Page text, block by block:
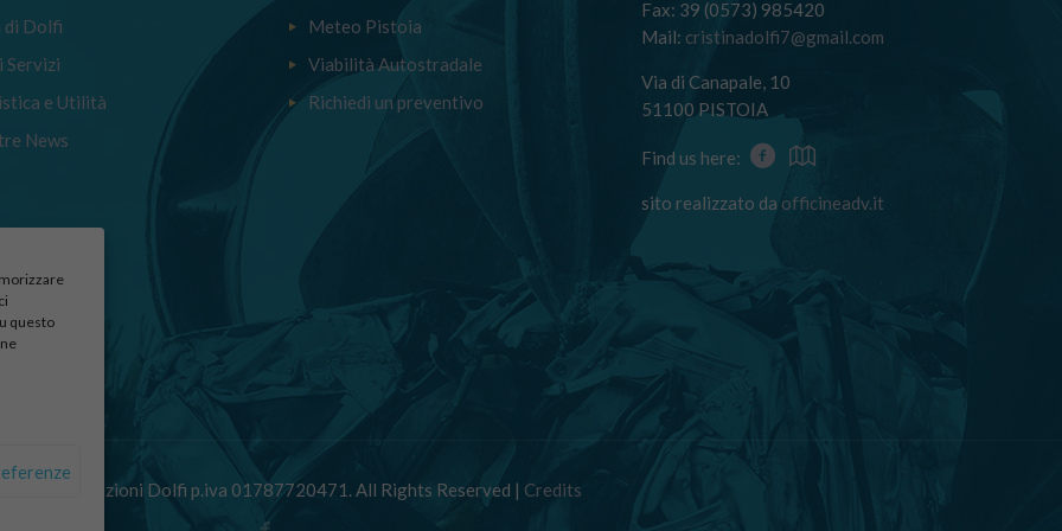
questo
di Dolfi
Servizi
e Utilità
News
Meteo Pistoia
Viabilità Autostradale
Richiedi un preventivo
Fax: 39 (0573) 985420
Mail: cristinadolfi7@gmail.com
Via di Canapale, 10
51100 PISTOIA
Find us here:
sito realizzato da officineadv.it
Autodemolizioni Dolfi p.iva 01787720471. All Rights Reserved | Credits